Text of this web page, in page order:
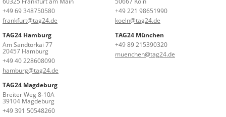
+49 69 348750580
frankfurt@tag24.de
+49 221 98651990
koeln@tag24.de
TAG24 Hamburg
Am Sandtorkai 77
20457 Hamburg
+49 40 228608090
hamburg@tag24.de
TAG24 München
+49 89 215390320
muenchen@tag24.de
TAG24 Magdeburg
Breiter Weg 8-10A
39104 Magdeburg
+49 391 50548260